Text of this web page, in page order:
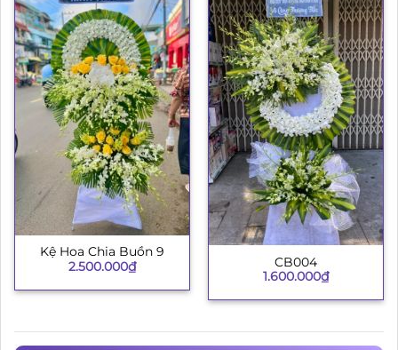
Kệ Hoa Chia Buồn 9
2.500.000₫
CB004
1.600.000₫